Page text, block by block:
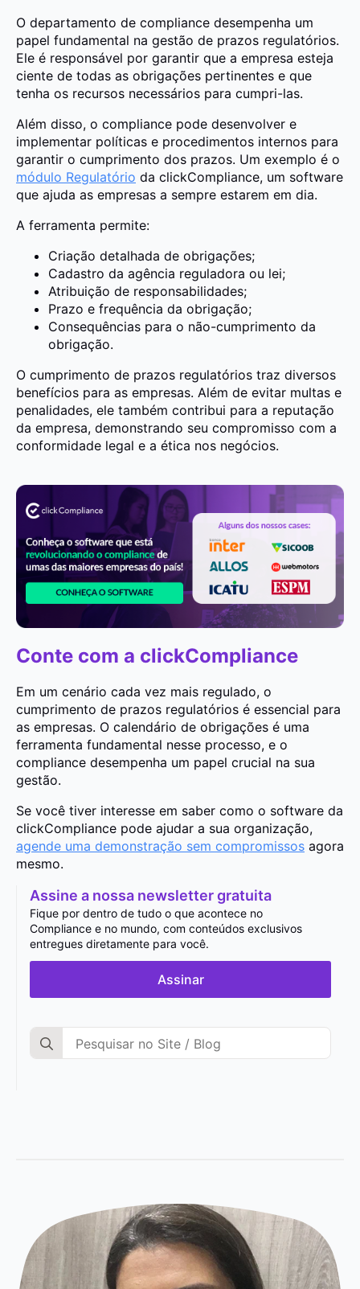
O departamento de compliance desempenha um
papel fundamental na gestão de prazos regulatórios.
Ele é responsável por garantir que a empresa esteja
ciente de todas as obrigações pertinentes e que
tenha os recursos necessários para cumpri-las.
Além disso, o compliance pode desenvolver e
implementar políticas e procedimentos internos para
garantir o cumprimento dos prazos. Um exemplo é o
módulo Regulatório da clickCompliance, um software
que ajuda as empresas a sempre estarem em dia.
A ferramenta permite:
Criação detalhada de obrigações;
Cadastro da agência reguladora ou lei;
Atribuição de responsabilidades;
Prazo e frequência da obrigação;
Consequências para o não-cumprimento da
obrigação.
O cumprimento de prazos regulatórios traz diversos
benefícios para as empresas. Além de evitar multas e
penalidades, ele também contribui para a reputação
da empresa, demonstrando seu compromisso com a
conformidade legal e a ética nos negócios.
Conte com a clickCompliance
Em um cenário cada vez mais regulado, o
cumprimento de prazos regulatórios é essencial para
as empresas. O calendário de obrigações é uma
ferramenta fundamental nesse processo, e o
compliance desempenha um papel crucial na sua
gestão.
Se você tiver interesse em saber como o software da
clickCompliance pode ajudar a sua organização,
agende uma demonstração sem compromissos agora
mesmo.
Assine a nossa newsletter gratuita
Fique por dentro de tudo o que acontece no
Compliance e no mundo, com conteúdos exclusivos
entregues diretamente para você.
Assinar
Search
for: